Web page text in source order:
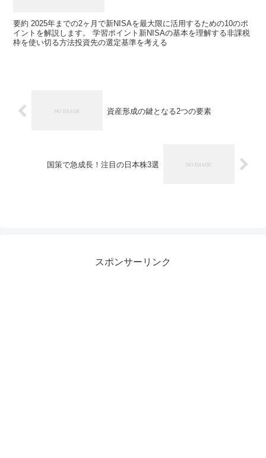
要約 2025年までの2ヶ月で新NISAを最大限に活用するための10のポ
イントを解説します。 学習ポイント新NISAの基本を理解する非課税
枠を使い切る方法投資先の選定基準を考える
資産形成の鍵となる2つの要素
国策で急成長！注目の日本株3選
スポンサーリンク